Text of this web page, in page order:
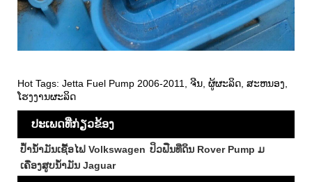
Hot Tags: Jetta Fuel Pump 2006-2011, ຈີນ, ຜູ້ຜະລິດ, ສະຫນອງ,
ໂຮງງານຜະລິດ
ປະເພດທີ່ກ່ຽວຂ້ອງ
ປ້ໍານ້ໍາມັນເຊື້ອໄຟ Volkswagen ປິວຟືນທີ່ດິນ Rover Pump ມ
ເຄື່ອງສູບນໍ້າມັນ Jaguar